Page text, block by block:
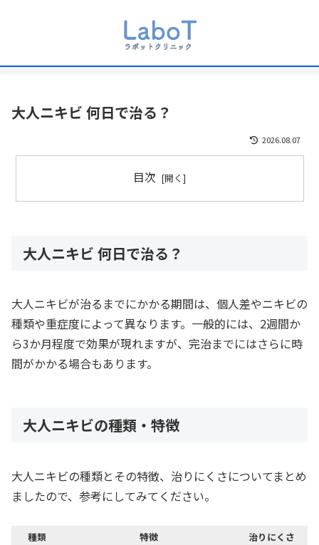
大人ニキビ 何日で治る？
2026.08.07
目次
大人ニキビ 何日で治る？
大人ニキビが治るまでにかかる期間は、個人差やニキビの
種類や重症度によって異なります。一般的には、2週間か
ら3か月程度で効果が現れますが、完治までにはさらに時
間がかかる場合もあります。
大人ニキビの種類・特徴
大人ニキビの種類とその特徴、治りにくさについてまとめ
ましたので、参考にしてみてください。
種類 特徴 治りにくさ